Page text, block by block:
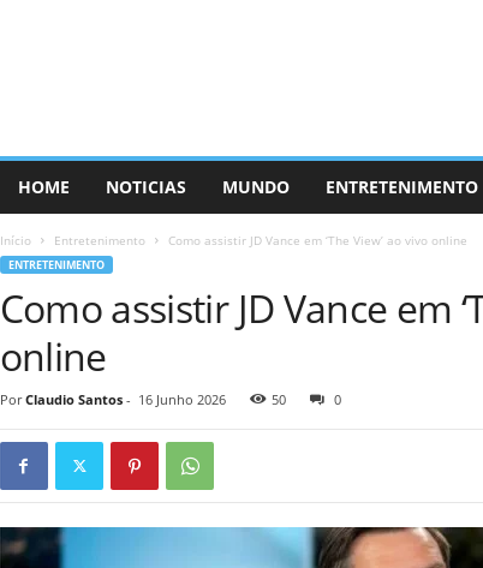
HOME NOTICIAS MUNDO ENTRETENIMENTO
Início Entretenimento Como assistir JD Vance em ‘The View’ ao vivo online
ENTRETENIMENTO
Como assistir JD Vance em
online
Por Claudio Santos- 16 Junho 2026 50 0